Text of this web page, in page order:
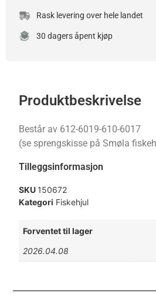
Rask levering over hele landet
30 dagers åpent kjøp
Produktbeskrivelse
Består av 612-6019-610-6017
(se sprengskisse på Smøla
Tilleggsinformasjon
SKU 150672
Kategori Fiskehjul
Forventet til lager
2026.04.08